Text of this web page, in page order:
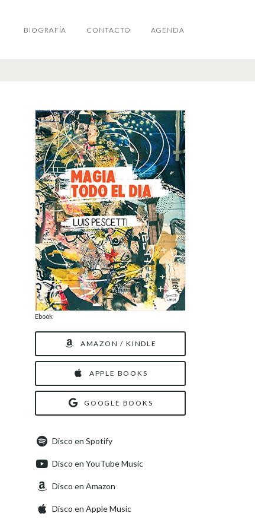
BIOGRAFÍA CONTACTO AGENDA
Ebook
AMAZON / KINDLE
APPLE BOOKS
GOOGLE BOOKS
Disco en Spotify
Disco en YouTube Music
Disco en Amazon
Disco en Apple Music